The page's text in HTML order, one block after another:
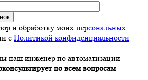
и обработку моих персональных
с Политикой конфиденциальности
наш инженер по автоматизации
по всем вопросам